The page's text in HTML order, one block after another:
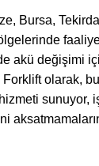
Bursa,
akü değişimi
Forklift olarak,
sunuyor,